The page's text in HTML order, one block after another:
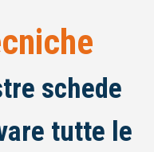
schede
tutte le